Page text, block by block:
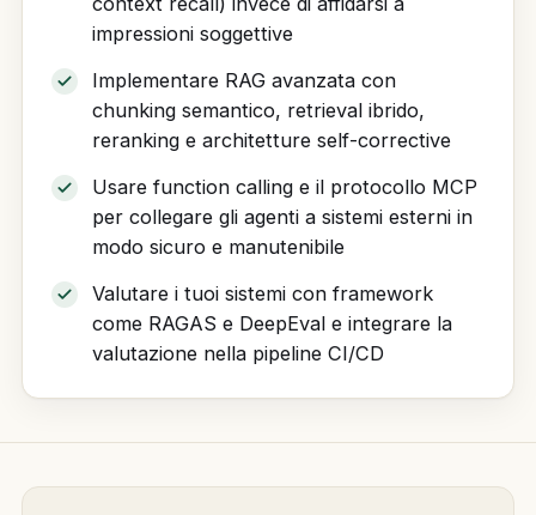
impressioni soggettive
Implementare RAG avanzata con
chunking semantico, retrieval ibrido,
reranking e architetture self-corrective
Usare function calling e il protocollo MCP
per collegare gli agenti a sistemi esterni in
modo sicuro e manutenibile
Valutare i tuoi sistemi con framework
come RAGAS e DeepEval e integrare la
valutazione nella pipeline CI/CD